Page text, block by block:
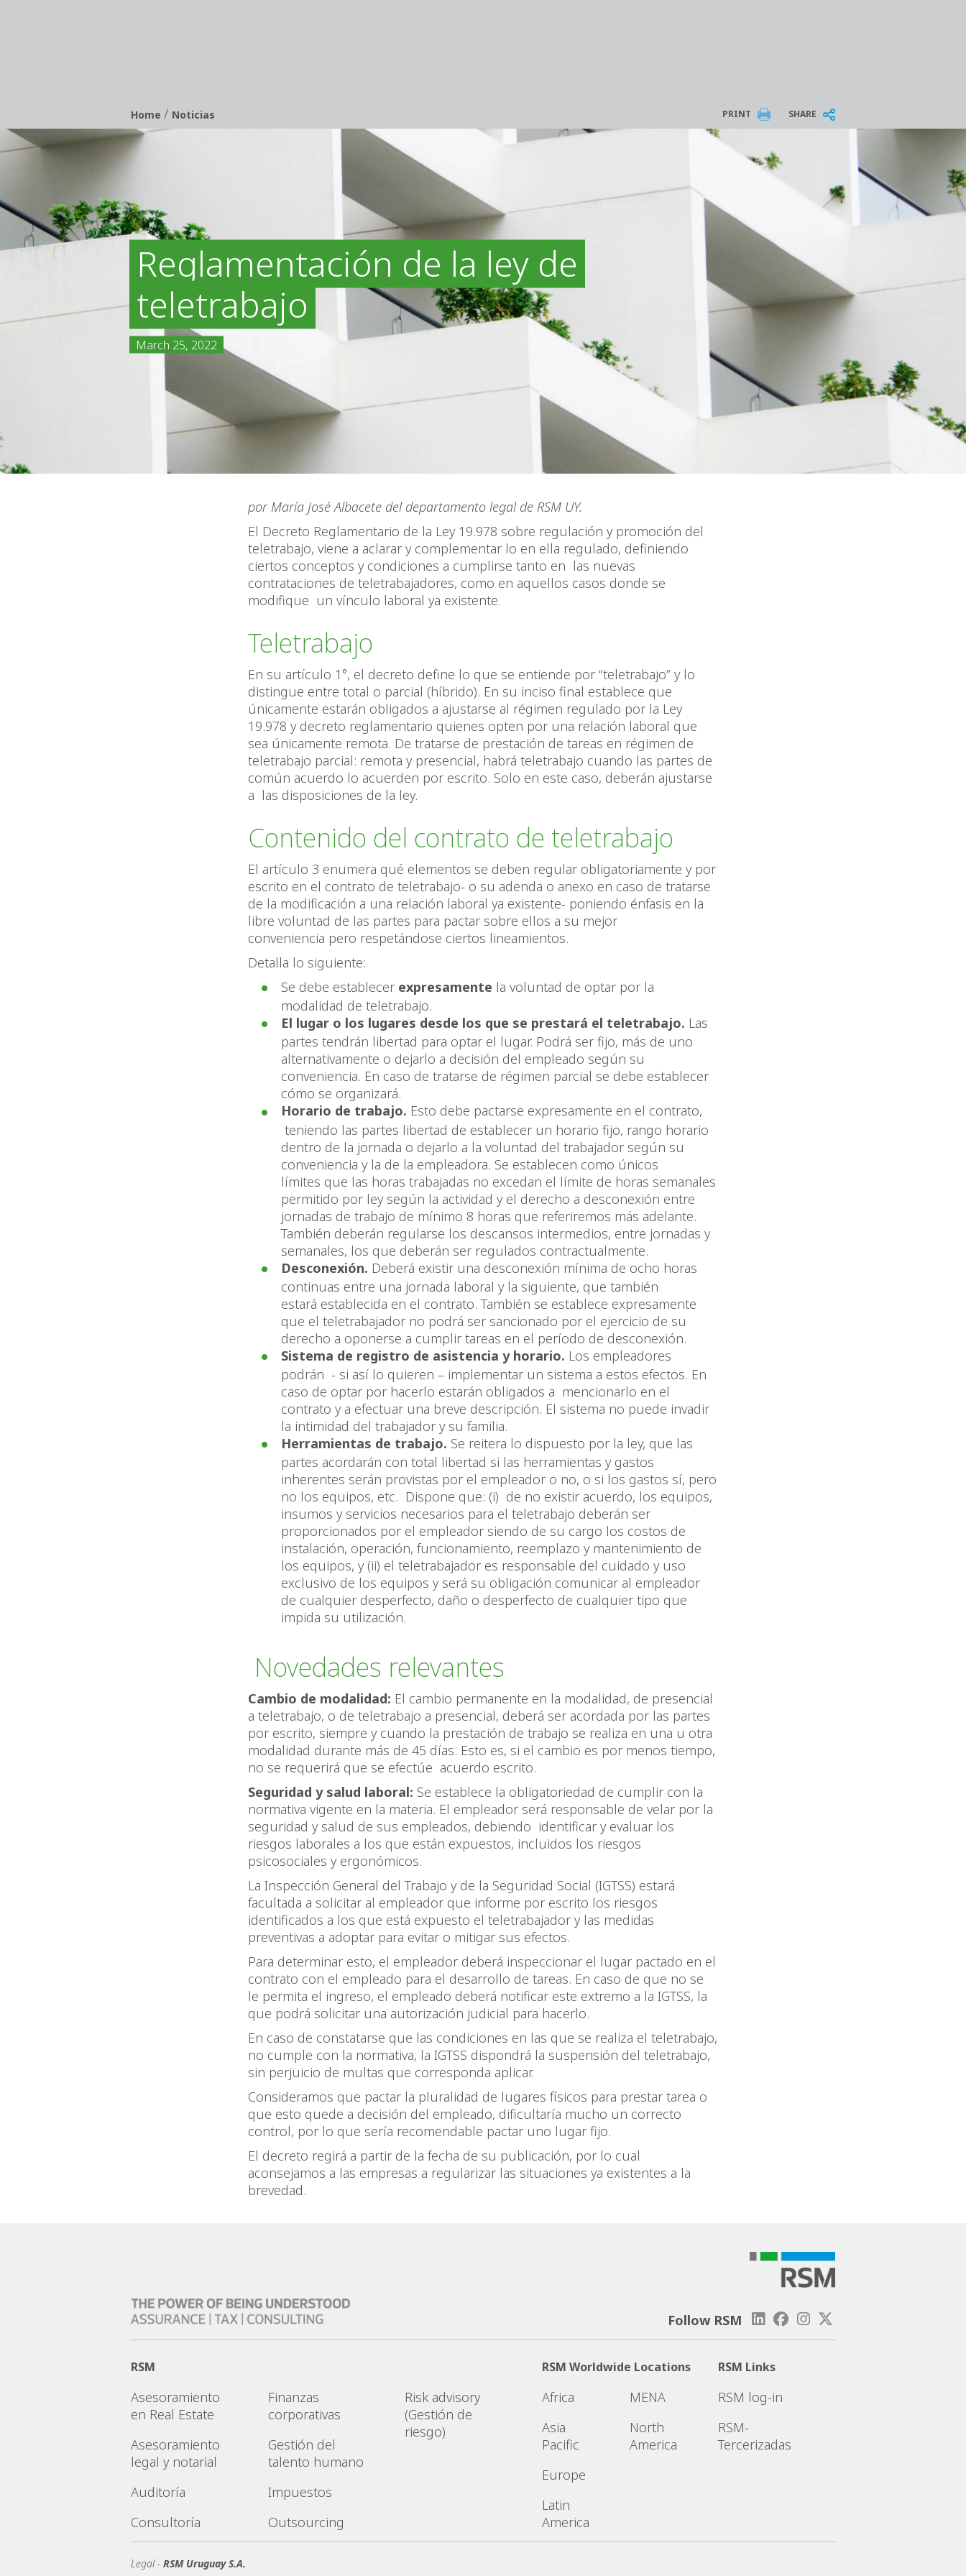
Breadcrumb
Home / Noticias PRINT SHARE
Reglamentación de la ley de
teletrabajo
March 25, 2022
por María José Albacete del departamento legal de RSM UY.
El Decreto Reglamentario de la Ley 19.978 sobre regulación y promoción del
teletrabajo, viene a aclarar y complementar lo en ella regulado, definiendo
ciertos conceptos y condiciones a cumplirse tanto en las nuevas
contrataciones de teletrabajadores, como en aquellos casos donde se
modifique un vínculo laboral ya existente.
Teletrabajo
En su artículo 1°, el decreto define lo que se entiende por “teletrabajo” y lo
distingue entre total o parcial (híbrido). En su inciso final establece que
únicamente estarán obligados a ajustarse al régimen regulado por la Ley
19.978 y decreto reglamentario quienes opten por una relación laboral que
sea únicamente remota. De tratarse de prestación de tareas en régimen de
teletrabajo parcial: remota y presencial, habrá teletrabajo cuando las partes de
común acuerdo lo acuerden por escrito. Solo en este caso, deberán ajustarse
a las disposiciones de la ley.
Contenido del contrato de teletrabajo
El artículo 3 enumera qué elementos se deben regular obligatoriamente y por
escrito en el contrato de teletrabajo- o su adenda o anexo en caso de tratarse
de la modificación a una relación laboral ya existente- poniendo énfasis en la
libre voluntad de las partes para pactar sobre ellos a su mejor
conveniencia pero respetándose ciertos lineamientos.
Detalla lo siguiente:
Se debe establecer expresamente la voluntad de optar por la
modalidad de teletrabajo.
El lugar o los lugares desde los que se prestará el teletrabajo. Las
partes tendrán libertad para optar el lugar. Podrá ser fijo, más de uno
alternativamente o dejarlo a decisión del empleado según su
conveniencia. En caso de tratarse de régimen parcial se debe establecer
cómo se organizará.
Horario de trabajo. Esto debe pactarse expresamente en el contrato,
teniendo las partes libertad de establecer un horario fijo, rango horario
dentro de la jornada o dejarlo a la voluntad del trabajador según su
conveniencia y la de la empleadora. Se establecen como únicos
límites que las horas trabajadas no excedan el límite de horas semanales
permitido por ley según la actividad y el derecho a desconexión entre
jornadas de trabajo de mínimo 8 horas que referiremos más adelante.
También deberán regularse los descansos intermedios, entre jornadas y
semanales, los que deberán ser regulados contractualmente.
Desconexión. Deberá existir una desconexión mínima de ocho horas
continuas entre una jornada laboral y la siguiente, que también
estará establecida en el contrato. También se establece expresamente
que el teletrabajador no podrá ser sancionado por el ejercicio de su
derecho a oponerse a cumplir tareas en el período de desconexión.
Sistema de registro de asistencia y horario. Los empleadores
podrán - si así lo quieren – implementar un sistema a estos efectos. En
caso de optar por hacerlo estarán obligados a mencionarlo en el
contrato y a efectuar una breve descripción. El sistema no puede invadir
la intimidad del trabajador y su familia.
Herramientas de trabajo. Se reitera lo dispuesto por la ley, que las
partes acordarán con total libertad si las herramientas y gastos
inherentes serán provistas por el empleador o no, o si los gastos sí, pero
no los equipos, etc. Dispone que: (i) de no existir acuerdo, los equipos,
insumos y servicios necesarios para el teletrabajo deberán ser
proporcionados por el empleador siendo de su cargo los costos de
instalación, operación, funcionamiento, reemplazo y mantenimiento de
los equipos, y (ii) el teletrabajador es responsable del cuidado y uso
exclusivo de los equipos y será su obligación comunicar al empleador
de cualquier desperfecto, daño o desperfecto de cualquier tipo que
impida su utilización.
Novedades relevantes
Cambio de modalidad: El cambio permanente en la modalidad, de presencial
a teletrabajo, o de teletrabajo a presencial, deberá ser acordada por las partes
por escrito, siempre y cuando la prestación de trabajo se realiza en una u otra
modalidad durante más de 45 días. Esto es, si el cambio es por menos tiempo,
no se requerirá que se efectúe acuerdo escrito.
Seguridad y salud laboral: Se establece la obligatoriedad de cumplir con la
normativa vigente en la materia. El empleador será responsable de velar por la
seguridad y salud de sus empleados, debiendo identificar y evaluar los
riesgos laborales a los que están expuestos, incluidos los riesgos
psicosociales y ergonómicos.
La Inspección General del Trabajo y de la Seguridad Social (IGTSS) estará
facultada a solicitar al empleador que informe por escrito los riesgos
identificados a los que está expuesto el teletrabajador y las medidas
preventivas a adoptar para evitar o mitigar sus efectos.
Para determinar esto, el empleador deberá inspeccionar el lugar pactado en el
contrato con el empleado para el desarrollo de tareas. En caso de que no se
le permita el ingreso, el empleado deberá notificar este extremo a la IGTSS, la
que podrá solicitar una autorización judicial para hacerlo.
En caso de constatarse que las condiciones en las que se realiza el teletrabajo,
no cumple con la normativa, la IGTSS dispondrá la suspensión del teletrabajo,
sin perjuicio de multas que corresponda aplicar.
Consideramos que pactar la pluralidad de lugares físicos para prestar tarea o
que esto quede a decisión del empleado, dificultaría mucho un correcto
control, por lo que sería recomendable pactar uno lugar fijo.
El decreto regirá a partir de la fecha de su publicación, por lo cual
aconsejamos a las empresas a regularizar las situaciones ya existentes a la
brevedad.
Follow RSM
RSM
Asesoramiento
en Real Estate
Asesoramiento
legal y notarial
Auditoría
Consultoría
Finanzas
corporativas
Gestión del
talento humano
Impuestos
Outsourcing
Risk advisory
(Gestión de
riesgo)
RSM Worldwide Locations
Africa
Asia
Pacific
Europe
Latin
America
MENA
North
America
RSM Links
RSM log-in
RSM-
Tercerizadas
Legal - RSM Uruguay S.A.